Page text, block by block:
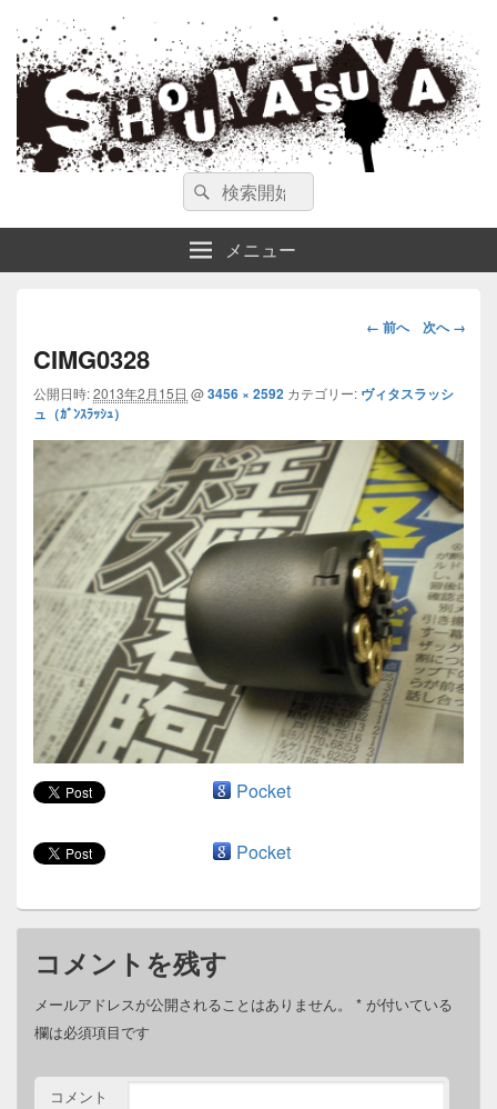
ガンスミス 庄松屋
庄松屋は様々なガンスミスを 製作途中や動画を交えて公開しています。
検
索
対
象:
検
索
メニュー
画
ビ
ー
シ
ョ
ン
← 前へ 次へ →
CIMG0328
公開日時:2013年2月15日 @3456 × 2592 カテゴリー: ヴィタスラッシ
ュ（ｶﾞﾝｽﾗｯｼｭ）
Pocket
Pocket
コメントを残す
メールアドレスが公開されることはありません。 * が付いている
欄は必須項目です
コメント